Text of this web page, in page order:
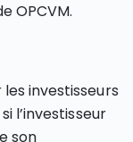
OPCVM.
investisseurs
l’investisseur
son